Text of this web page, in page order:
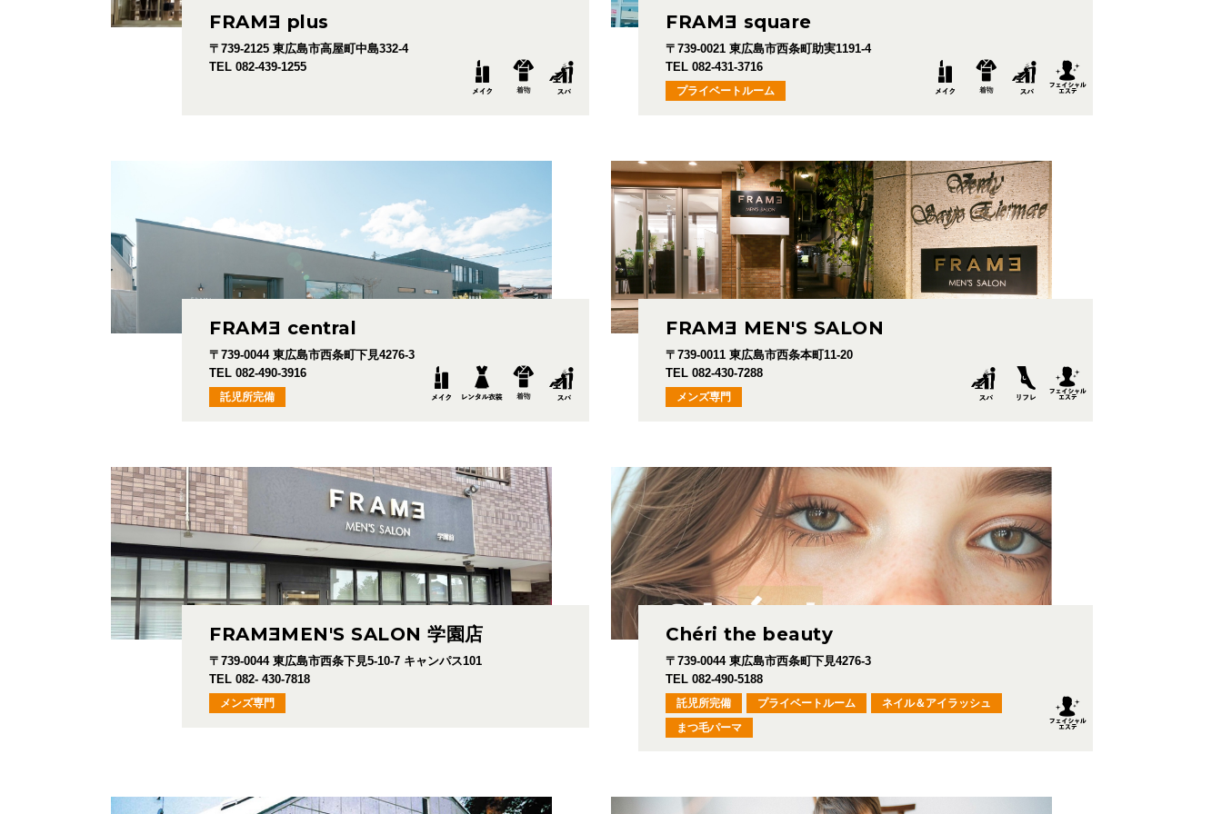
FRAME plus
〒739-2125 東広島市高屋町中島332-4
TEL 082-439-1255
FRAME square
〒739-0021 東広島市西条町助実1191-4
TEL 082-431-3716
プライベートルーム
FRAME central
〒739-0044 東広島市西条町下見4276-3
TEL 082-490-3916
託児所完備
FRAME MEN'S SALON
〒739-0011 東広島市西条本町11-20
TEL 082-430-7288
メンズ専門
FRAMEMEN'S SALON 学園店
〒739-0044 東広島市西条下見5-10-7 キャンパス101
TEL 082- 430-7818
メンズ専門
Chéri the beauty
〒739-0044 東広島市西条町下見4276-3
TEL 082-490-5188
託児所完備 プライベートルーム
ネイル＆アイラッシュ
まつ毛パーマ